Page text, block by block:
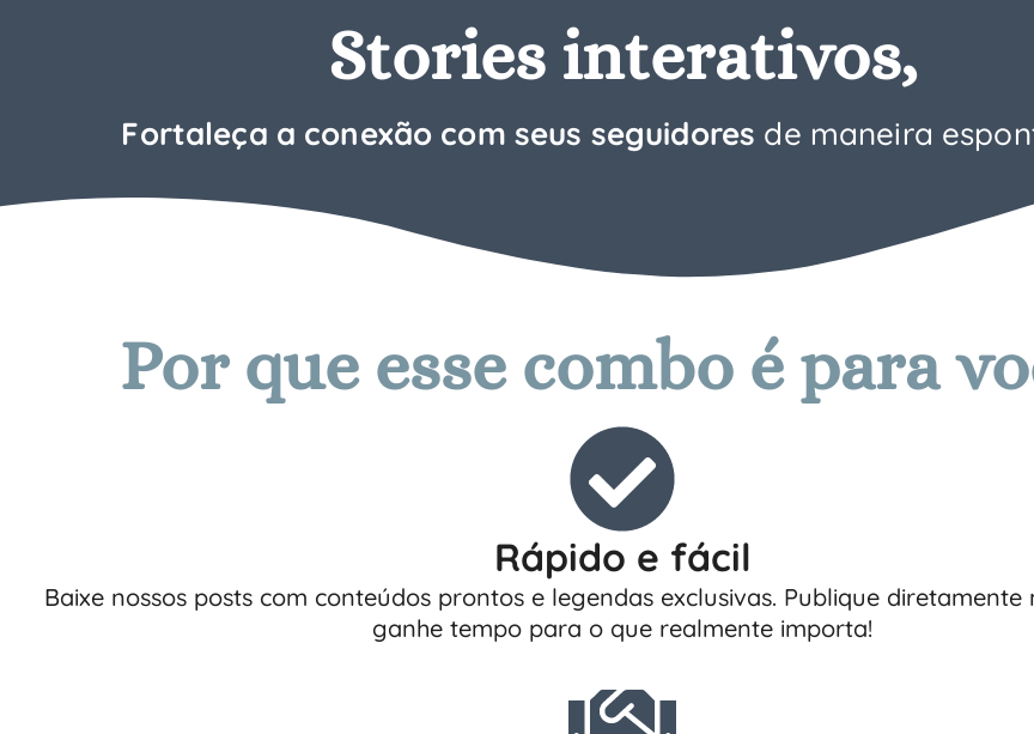
Stories interativos,
Fortaleça a conexão com seus seguidores de maneira
Por que esse combo é para
Rápido e fácil
Baixe nossos posts com conteúdos prontos e legendas exclusivas. Publique
ganhe tempo para o que realmente importa!